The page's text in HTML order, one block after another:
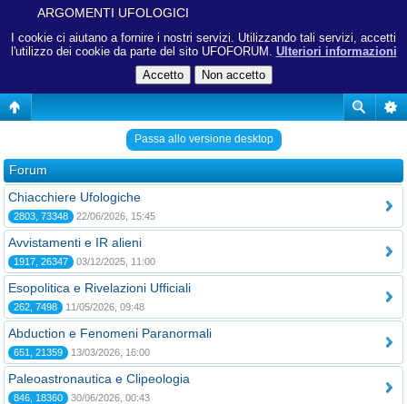
I cookie ci aiutano a fornire i nostri servizi. Utilizzando tali servizi, accetti
l'utilizzo dei cookie da parte del sito UFOFORUM. Ulteriori informazioni
ARGOMENTI UFOLOGICI
Passa allo versione desktop
Forum
Chiacchiere Ufologiche
2803, 73348 22/06/2026, 15:45
Avvistamenti e IR alieni
1917, 26347 03/12/2025, 11:00
Esopolitica e Rivelazioni Ufficiali
262, 7498 11/05/2026, 09:48
Abduction e Fenomeni Paranormali
651, 21359 13/03/2026, 16:00
Paleoastronautica e Clipeologia
846, 18360 30/06/2026, 00:43